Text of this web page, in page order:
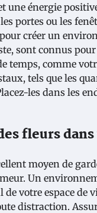
une énergie
portes ou les
créer un
sont connus
temps, comme
tels que les
les dans les
fleurs
moyen de
Un
votre espace de
distraction.